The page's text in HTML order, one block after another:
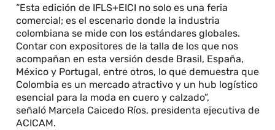
“Esta edición de IFLS+EICI no solo es una feria
comercial; es el escenario donde la industria
colombiana se mide con los estándares globales.
Contar con expositores de la talla de los que nos
acompañan en esta versión desde Brasil, España,
México y Portugal, entre otros, lo que demuestra que
Colombia es un mercado atractivo y un hub logístico
esencial para la moda en cuero y calzado”,
señaló Marcela Caicedo Ríos, presidenta ejecutiva de
ACICAM.